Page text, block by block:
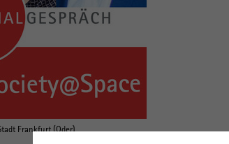
Frankfurt (Oder)